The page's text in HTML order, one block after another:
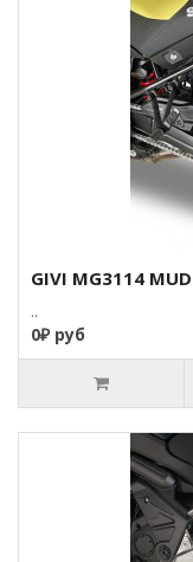
GIVI MG3114
..
0₽ руб